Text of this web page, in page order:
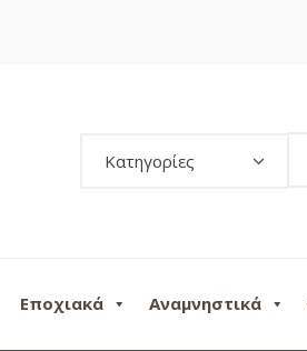
Κατηγορίες
Εποχιακά Αναμνηστικά